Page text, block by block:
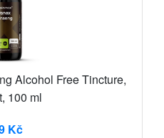
Alcohol Free Tincture,
100 ml
Kč